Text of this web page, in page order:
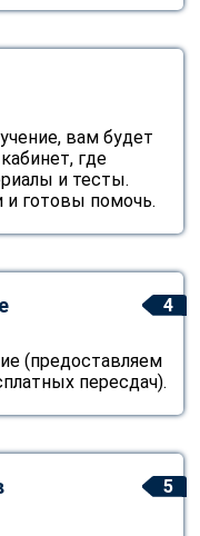
вам будет
где
и тесты.
и готовы помочь.
4
(предоставляем
пересдач).
5